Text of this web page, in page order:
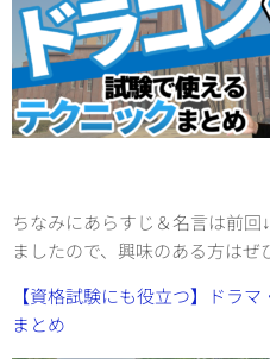
ちなみにあらすじ＆名言は前
ましたので、興味のある方はぜ
【資格試験にも役立つ】ドラ
まとめ